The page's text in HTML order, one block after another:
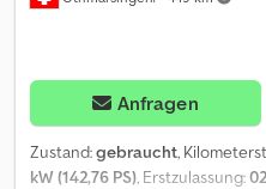
Anfragen
Zustand:gebraucht,
kW (142,76 PS), Erstzulassung: